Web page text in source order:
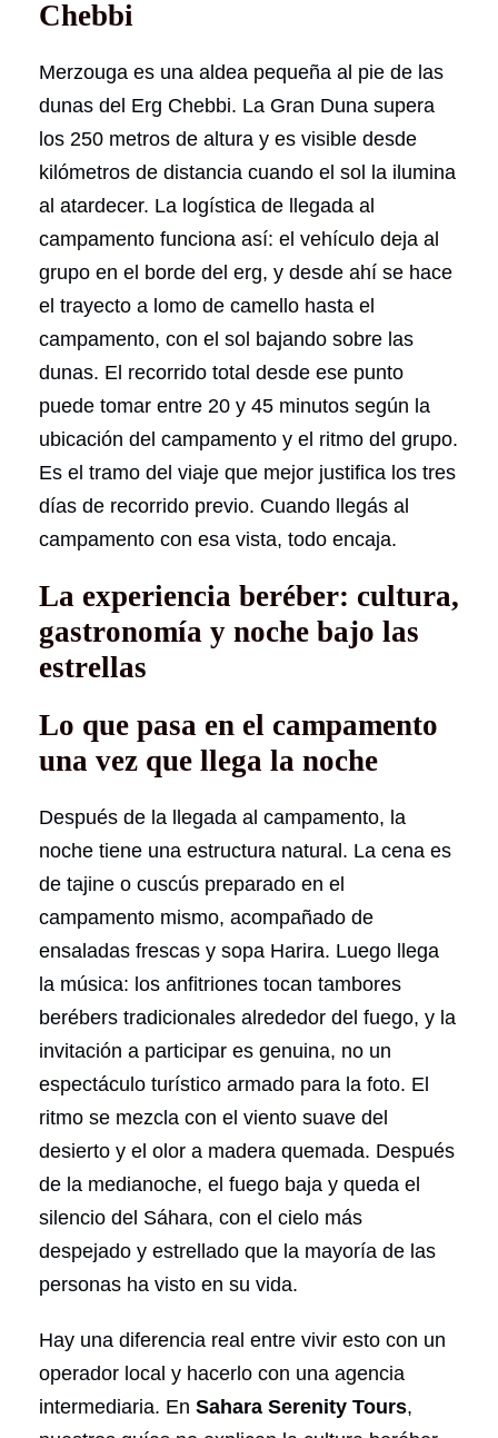
Chebbi
Merzouga es una aldea pequeña al pie de las
dunas del Erg Chebbi. La Gran Duna supera
los 250 metros de altura y es visible desde
kilómetros de distancia cuando el sol la ilumina
al atardecer. La logística de llegada al
campamento funciona así: el vehículo deja al
grupo en el borde del erg, y desde ahí se hace
el trayecto a lomo de camello hasta el
campamento, con el sol bajando sobre las
dunas. El recorrido total desde ese punto
puede tomar entre 20 y 45 minutos según la
ubicación del campamento y el ritmo del grupo.
Es el tramo del viaje que mejor justifica los tres
días de recorrido previo. Cuando llegás al
campamento con esa vista, todo encaja.
La experiencia beréber: cultura,
gastronomía y noche bajo las
estrellas
Lo que pasa en el campamento
una vez que llega la noche
Después de la llegada al campamento, la
noche tiene una estructura natural. La cena es
de tajine o cuscús preparado en el
campamento mismo, acompañado de
ensaladas frescas y sopa Harira. Luego llega
la música: los anfitriones tocan tambores
berébers tradicionales alrededor del fuego, y la
invitación a participar es genuina, no un
espectáculo turístico armado para la foto. El
ritmo se mezcla con el viento suave del
desierto y el olor a madera quemada. Después
de la medianoche, el fuego baja y queda el
silencio del Sáhara, con el cielo más
despejado y estrellado que la mayoría de las
personas ha visto en su vida.
Hay una diferencia real entre vivir esto con un
operador local y hacerlo con una agencia
intermediaria. En Sahara Serenity Tours,